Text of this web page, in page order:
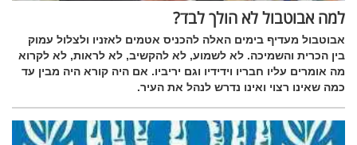
למה אבוטבול לא הולך לבד?
אבוטבול מעדיף בימים האלה להכניס אטמים לאזניו ולצלול עמוק
בין הכרית והשמיכה. לא לשמוע, לא להקשיב, לא לראות, לא לקרוא
מה אומרים עליו חבריו וידידיו וגם יריביו. אם היה קורא היה מבין עד
כמה שאינו רצוי ואינו נדרש לנהל את העיר.